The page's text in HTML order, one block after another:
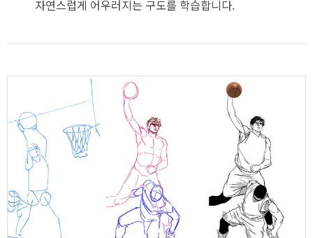
자연스럽게 어우러지는 구도를 학습합니다.